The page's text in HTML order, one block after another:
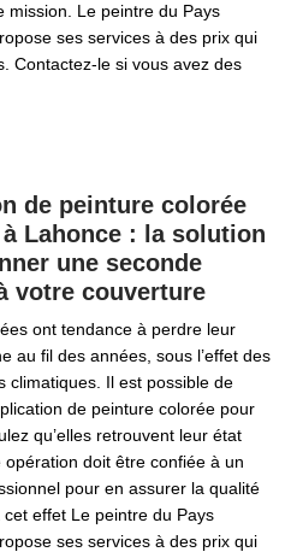
mission. Le peintre du Pays
ses services à des prix qui
Contactez-le si vous avez des
de peinture colorée
Lahonce : la solution
une seconde
votre couverture
ont tendance à perdre leur
au fil des années, sous l’effet des
climatiques. Il est possible de
de peinture colorée pour
qu’elles retrouvent leur état
opération doit être confiée à un
pour en assurer la qualité
effet Le peintre du Pays
ses services à des prix qui